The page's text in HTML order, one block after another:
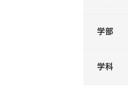
学部
学科